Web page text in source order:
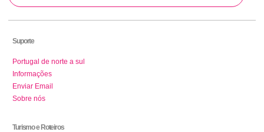
Suporte
Portugal de norte a sul
Informações
Enviar Email
Sobre nós
Turismo e Roteiros